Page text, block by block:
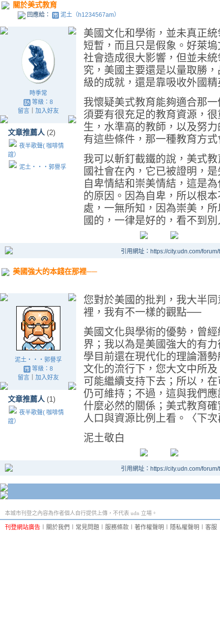
關於美式教育
回應給： 泥土（h1234567am）
時季常
等級：8
留言｜ 加入好友
文章推薦人 (2)
夜半歌聲( 咖啡情
誼）
泥土‧‧‧郭譽孚
美國文化和學術，並未真正
短暫，而且只是假象。好萊
社會造成很大影響，但並未
究，美國主要還是以量取勝
級的成就，還是靠吸收外國
我懷疑美式教育能夠適合那
須要有很充足的教育資源，
生，水準高的教師，以及努
有這些條件，那一種教育方
我可以斬釘截鐵的說，美式
國社會在內，它已被證明，
自卑情結和崇美情結，這是
的原因。因為自卑，所以根
處，一無所知，因為崇美，
國的，一律是好的，看不到
引用網址：https://city.udn.com/
美國強大的本錢在那裡──
泥土‧‧‧郭譽孚
等級：8
留言｜ 加入好友
文章推薦人 (1)
夜半歌聲( 咖啡情
誼）
您對於美國的批判，我大半
裡，我有不一樣的觀點──
美國文化與學術的優勢，曾
界；我以為是美國強大的有
學目前還在現代化的理論潛
文化的流行下，您大文中所
可能繼續支持下去；所以，
仍可維持；不過，這與我們
什麼必然的關係；美式教育
人口與資源比例上看。〈下
泥土敬白
引用網址：https://city.udn.com/
本城市刊登之內容為作者個人自行提供上傳，不代表 udn 立場。
刊登網站廣告 關於我們 常見問題 服務條款 著作權聲明 隱私權聲明 客服